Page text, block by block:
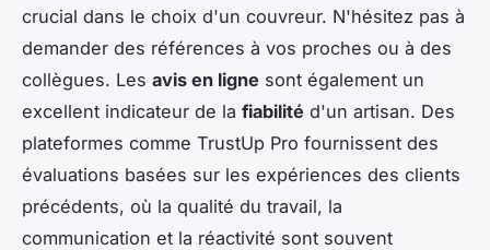
crucial dans le choix d'un couvreur. N'hésitez pas à
demander des références à vos proches ou à des
collègues. Les avis en ligne sont également un
excellent indicateur de la fiabilité d'un artisan. Des
plateformes comme TrustUp Pro fournissent des
évaluations basées sur les expériences des clients
précédents, où la qualité du travail, la
communication et la réactivité sont souvent